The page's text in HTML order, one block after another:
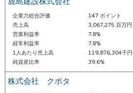
企業力総合評価
147 ポイント
売上高
3,067,275 百万円
営業利益率
7.8%
経常利益率
7.8%
1人あたり売上高
119,876,304千円
純資産比率
39.6%
株式会社 クボタ